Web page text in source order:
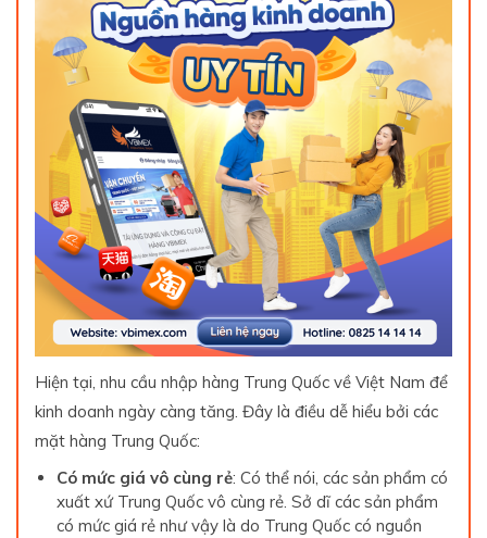
Hiện tại, nhu cầu nhập hàng Trung Quốc về Việt Nam để
kinh doanh ngày càng tăng. Đây là điều dễ hiểu bởi các
mặt hàng Trung Quốc:
Có mức giá vô cùng rẻ: Có thể nói, các sản phẩm có
xuất xứ Trung Quốc vô cùng rẻ. Sở dĩ các sản phẩm
có mức giá rẻ như vậy là do Trung Quốc có nguồn